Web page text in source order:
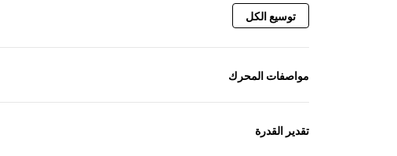
توسيع الكل
مواصفات المحرك
تقدير القدرة